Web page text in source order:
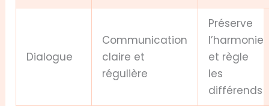
Dialogue
Communication
claire et
régulière
Préserve
l’harmonie
et règle
les
différends